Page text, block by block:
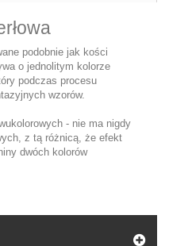
podobnie jak kości
o jednolitym kolorze
podczas procesu
wzorów.
- nie ma nigdy
z tą różnicą, że efekt
dwóch kolorów